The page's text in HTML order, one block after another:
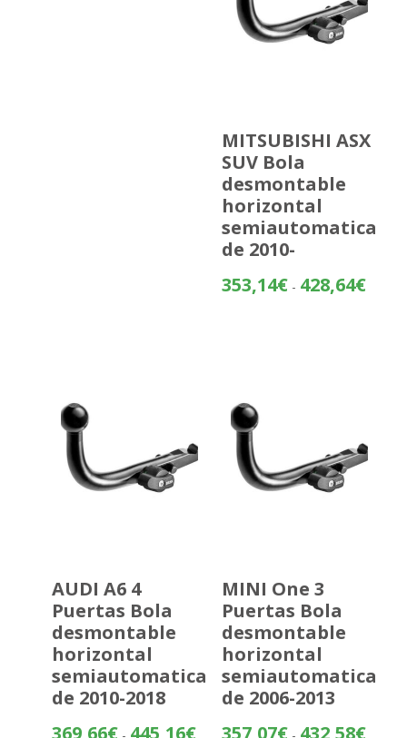
MITSUBISHI ASX
SUV Bola
desmontable
horizontal
semiautomatica
de 2010-
353,14€ - 428,64€Rango
AUDI A6 4
Puertas Bola
desmontable
horizontal
semiautomatica
de 2010-2018
369,66€ 445,16€Rango
MINI One 3
Puertas Bola
desmontable
horizontal
semiautomatica
de 2006-2013
357,07€ 432,58€Rango